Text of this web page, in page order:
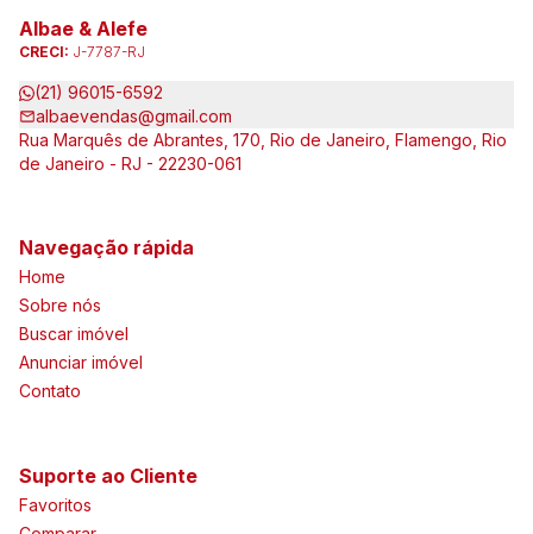
Albae & Alefe
CRECI: J-7787-RJ
(21) 96015-6592
albaevendas@gmail.com
Rua Marquês de Abrantes, 170, Rio de Janeiro, Flamengo, Rio
de Janeiro - RJ - 22230-061
Navegação rápida
Home
Sobre nós
Buscar imóvel
Anunciar imóvel
Contato
Suporte ao Cliente
Favoritos